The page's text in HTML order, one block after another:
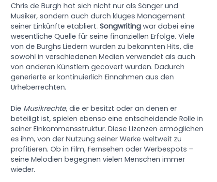
Chris de Burgh hat sich nicht nur als Sänger und
Musiker, sondern auch durch kluges Management
seiner Einkünfte etabliert.Songwriting war dabei eine
wesentliche Quelle für seine finanziellen Erfolge. Viele
von de Burghs Liedern wurden zu bekannten Hits, die
sowohl in verschiedenen Medien verwendet als auch
von anderen Künstlern gecovert wurden. Dadurch
generierte er kontinuierlich Einnahmen aus den
Urheberrechten.
Die Musikrechte, die er besitzt oder an denen er
beteiligt ist, spielen ebenso eine entscheidende Rolle in
seiner Einkommensstruktur. Diese Lizenzen ermöglichen
es ihm, von der Nutzung seiner Werke weltweit zu
profitieren. Ob in Film, Fernsehen oder Werbespots –
seine Melodien begegnen vielen Menschen immer
wieder.